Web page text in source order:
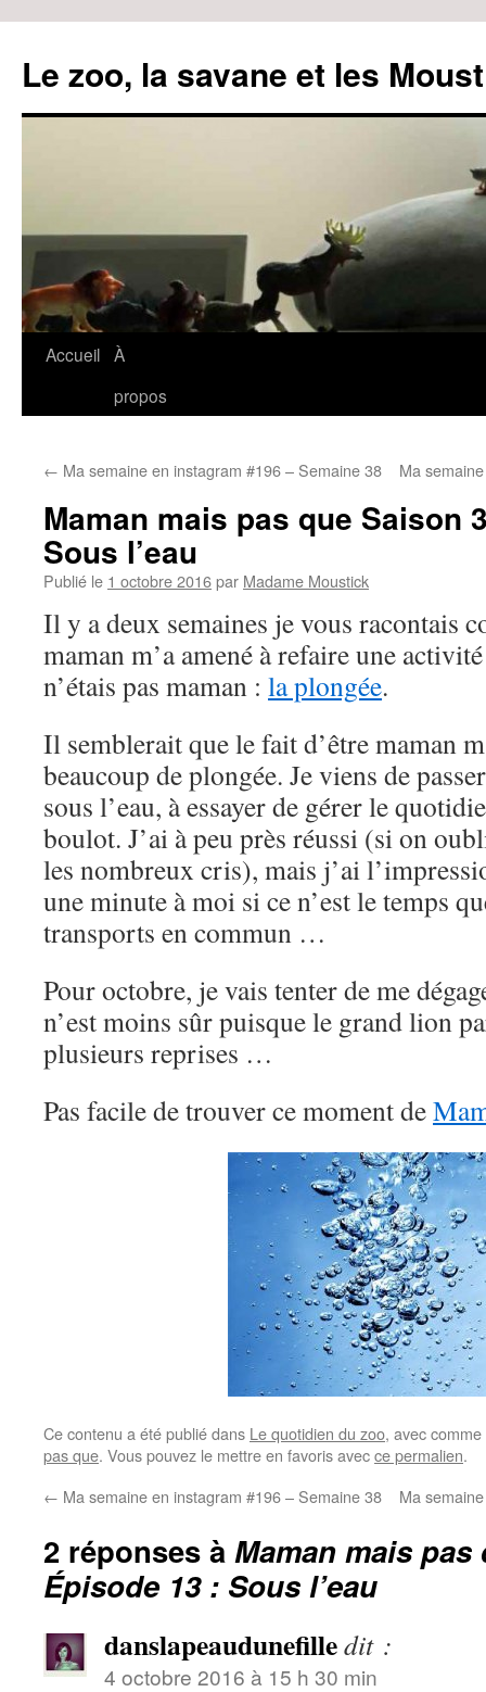
Le zoo, la savane et les
Aller
Accueil À
propos
← Ma semaine en instagram #196 – Semaine 38 Ma
Maman mais pas que Saison
Sous l’eau
Publié le 1 octobre 2016par Madame Moustick
Il y a deux semaines je vous racontais
maman m’a amené à refaire une
n’étais pas maman : la plongée.
Il semblerait que le fait d’être maman
beaucoup de plongée. Je viens de
sous l’eau, à essayer de gérer le
boulot. J’ai à peu près réussi (si on
les nombreux cris), mais j’ai
une minute à moi si ce n’est le temps
transports en commun …
Pour octobre, je vais tenter de me
n’est moins sûr puisque le grand lion
plusieurs reprises …
Pas facile de trouver ce moment de
Ce contenu a été publié dans Le quotidien du zoo, avec
pas que. Vous pouvez le mettre en favoris avecce permalien.
← Ma semaine en instagram #196 – Semaine 38 Ma
2 réponses à Maman mais pas
Épisode 13 : Sous l’eau
danslapeaudunefilledit :
4 octobre 2016 à 15 h 30 min